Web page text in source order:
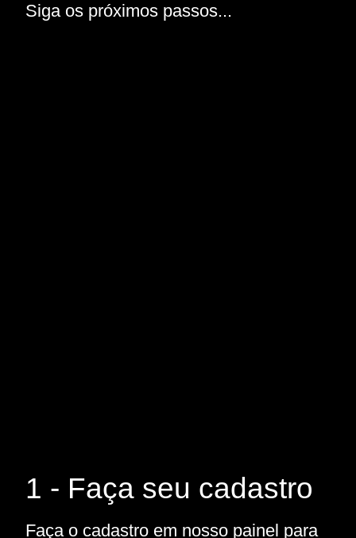
Siga os próximos passos...
1 - Faça seu cadastro
Faça o cadastro em nosso painel para